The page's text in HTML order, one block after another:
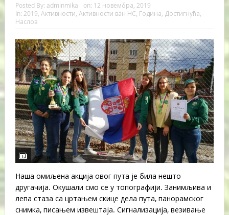
Posted By: adminmika on: 12 новембра, 2019
In: 2019 Активности Активности ван НС Година Достигнућа
Наслов
Наша омиљена акција овог пута је била нешто
другачија. Окушали смо се у топографији. Занимљива и
лепа стаза са цртањем скице дела пута, панорамског
снимка, писањем извештаја. Сигнализација, везивање